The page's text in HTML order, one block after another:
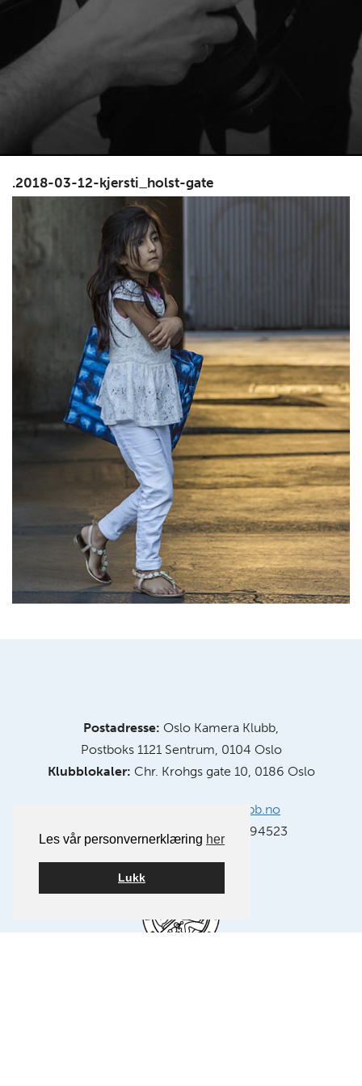
Les vår personvernerklæring her
Lukk
.2018-03-12-kjersti_holst-gate
Postadresse: Oslo Kamera Klubb,
Postboks 1121 Sentrum, 0104 Oslo
Klubblokaler: Chr. Krohgs gate 10, 0186 Oslo
info@oslokameraklubb.no
Organisasjonsnummer:
991594523